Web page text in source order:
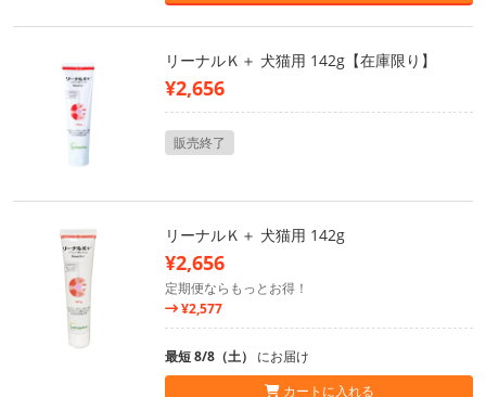
リーナルＫ＋ 犬猫用 142g【在庫限り】
¥2,656
販売終了
リーナルＫ＋ 犬猫用 142g
¥2,656
定期便ならもっとお得！
¥2,577
最短 8/8（土） にお届け
カートに入れる